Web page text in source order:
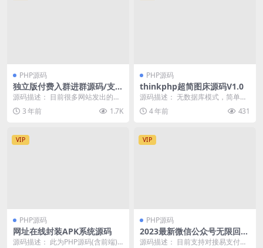
PHP源码
独立版付费入群进群源码/支持
代理分销/九块九进群只是付费
源码描述： 目前很多网站发出的独
立版源码，都是盗版残缺的，搭建
出来也无法运营。会...
3 年前 1.7K
PHP源码
thinkphp超简图床源码V1.0
源码描述： 无数据库模式，简单配
置，一键搭建 第三方接口接入，不
占用服务器空间 ...
4 年前 431
VIP
PHP源码
网址在线封装APK系统源码
源码描述： 此为PHP源码(含前端),
VIP
PHP源码
2023最新微信公众号无限回调
系统
源码描述： 目前支持对接易支付，